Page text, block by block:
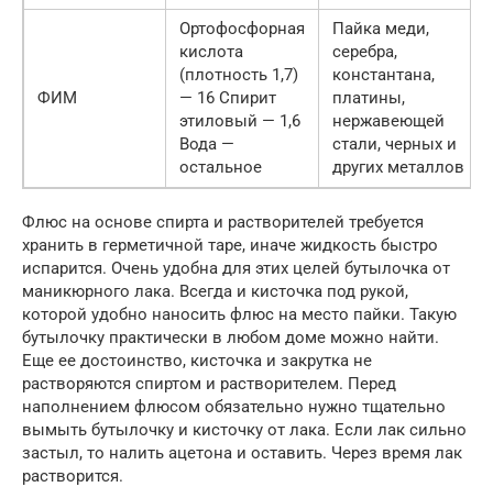
ФИМ
Ортофосфорная
кислота
(плотность 1,7)
— 16 Спирит
этиловый — 1,6
Вода —
остальное
Пайка меди,
серебра,
константана,
платины,
нержавеющей
стали, черных и
других металлов
Флюс на основе спирта и растворителей требуется
хранить в герметичной таре, иначе жидкость быстро
испарится. Очень удобна для этих целей бутылочка от
маникюрного лака. Всегда и кисточка под рукой,
которой удобно наносить флюс на место пайки. Такую
бутылочку практически в любом доме можно найти.
Еще ее достоинство, кисточка и закрутка не
растворяются спиртом и растворителем. Перед
наполнением флюсом обязательно нужно тщательно
вымыть бутылочку и кисточку от лака. Если лак сильно
застыл, то налить ацетона и оставить. Через время лак
растворится.